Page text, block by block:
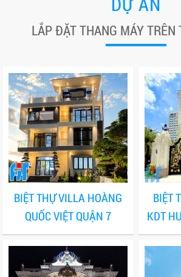
LẮP ĐẶT THANG MÁY TRÊN
BIỆT THỰ VILLA HOÀNG
QUỐC VIỆT QUẬN 7
BIỆT
KDT